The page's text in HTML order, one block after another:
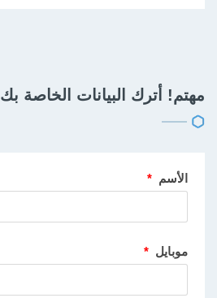
مهتم! أترك البيانات الخاصة بك
الأسم *
موبايل *